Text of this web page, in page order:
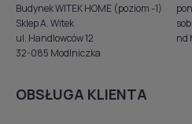
Budynek WITEK HOME (poziom -1)
Sklep A. Witek
ul. Handlowców 12
32-085 Modlniczka
nd
OBSŁUGA KLIENTA